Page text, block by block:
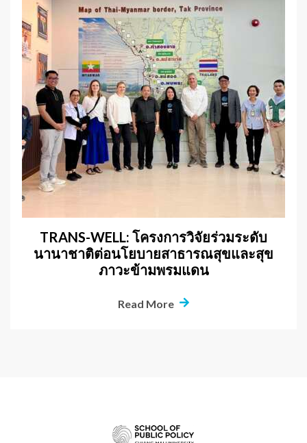
TRANS-WELL: โครงการวิจัยร่วมระดับ
นานาชาติต่อนโยบายสาธารณสุขและสุข
ภาวะข้ามพรมแดน
Read More